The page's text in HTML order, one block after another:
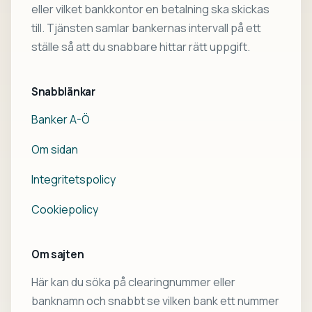
eller vilket bankkontor en betalning ska skickas
till. Tjänsten samlar bankernas intervall på ett
ställe så att du snabbare hittar rätt uppgift.
Snabblänkar
Banker A-Ö
Om sidan
Integritetspolicy
Cookiepolicy
Om sajten
Här kan du söka på clearingnummer eller
banknamn och snabbt se vilken bank ett nummer